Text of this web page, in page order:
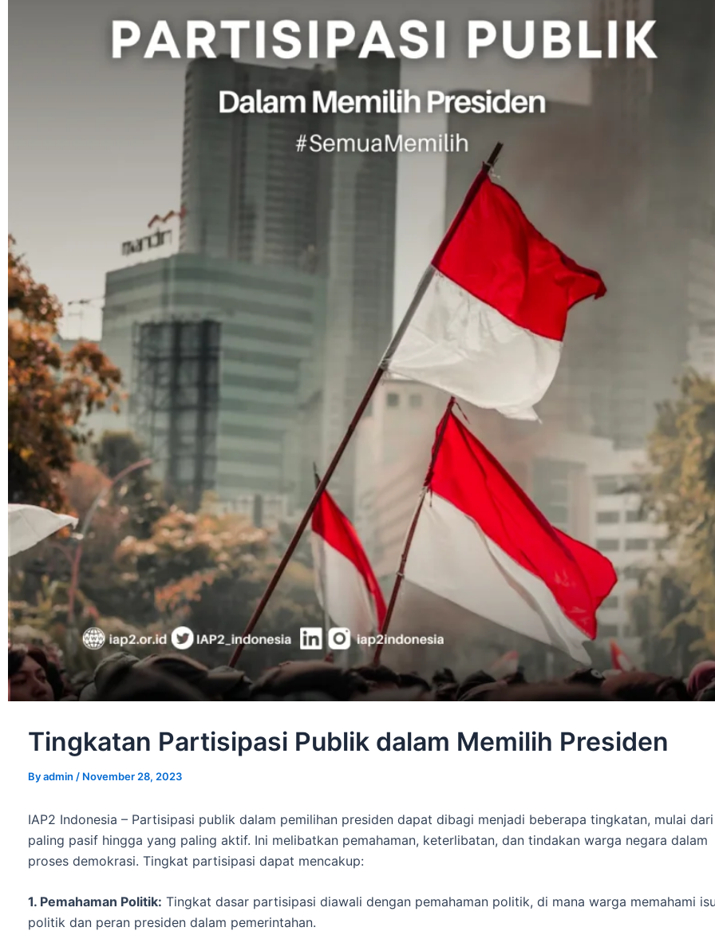
Tingkatan Partisipasi Publik dalam Memilih Presiden
Byadmin / November 28, 2023
IAP2 Indonesia – Partisipasi publik dalam pemilihan presiden dapat dibagi menjadi beberapa tingkatan, mulai
paling pasif hingga yang paling aktif. Ini melibatkan pemahaman, keterlibatan, dan tindakan warga negara dalam
proses demokrasi. Tingkat partisipasi dapat mencakup:
1. Pemahaman Politik: Tingkat dasar partisipasi diawali dengan pemahaman politik, di mana warga memahami
politik dan peran presiden dalam pemerintahan.